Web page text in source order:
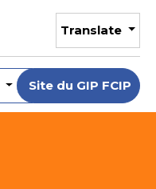
Site du GIP FCIP
Translate